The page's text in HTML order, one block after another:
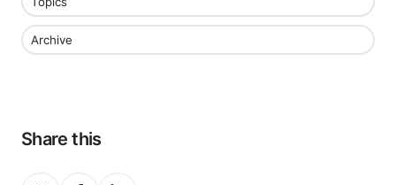
Archive
Share this